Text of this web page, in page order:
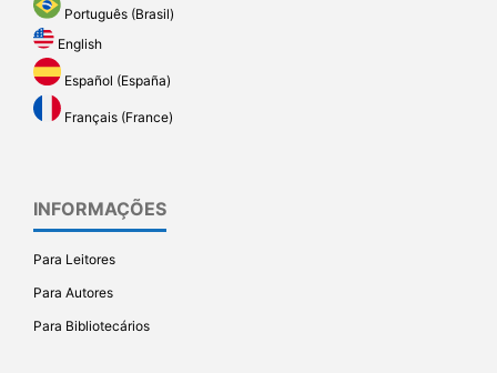
Português (Brasil)
English
Español (España)
Français (France)
INFORMAÇÕES
Para Leitores
Para Autores
Para Bibliotecários